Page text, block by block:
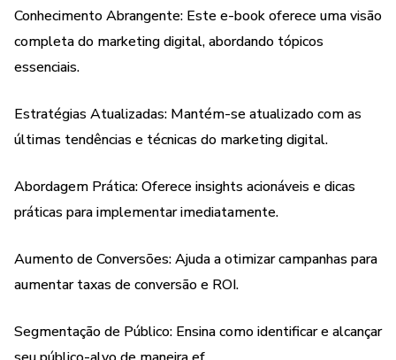
Conhecimento Abrangente: Este e-book oferece uma visão
completa do marketing digital, abordando tópicos
essenciais.
Estratégias Atualizadas: Mantém-se atualizado com as
últimas tendências e técnicas do marketing digital.
Abordagem Prática: Oferece insights acionáveis e dicas
práticas para implementar imediatamente.
Aumento de Conversões: Ajuda a otimizar campanhas para
aumentar taxas de conversão e ROI.
Segmentação de Público: Ensina como identificar e alcançar